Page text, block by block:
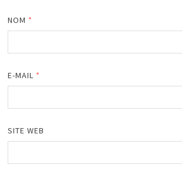
NOM *
E-MAIL *
SITE WEB